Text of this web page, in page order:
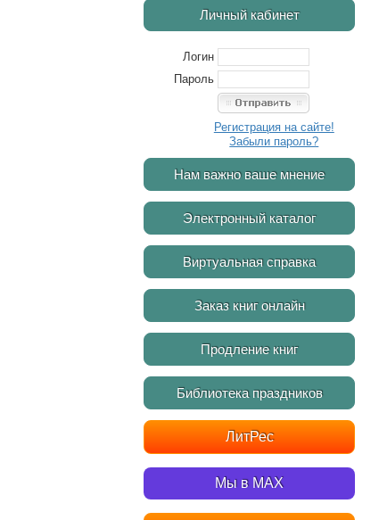
Личный кабинет
Логин
Пароль
Регистрация на сайте!
Забыли пароль?
Нам важно ваше мнение
Электронный каталог
Виртуальная справка
Заказ книг онлайн
Продление книг
Библиотека праздников
ЛитРес
Мы в MAX